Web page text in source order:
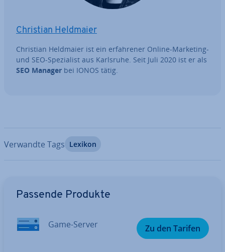
Christian Heldmaier
Christian Heldmaier ist ein er­fah­re­ner Online-Marketing-
und SEO-Spe­zia­list aus Karlsruhe. Seit Juli 2020 ist er als
SEO Manager bei IONOS tätig.
Verwandte Tags Lexikon
Passende Produkte
Game-Server Zu den Tarifen